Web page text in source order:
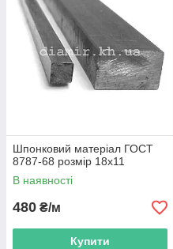
Шпонковий матеріал ГОСТ
8787-68 розмір 18х11
В наявності
480 ₴/м
Купити